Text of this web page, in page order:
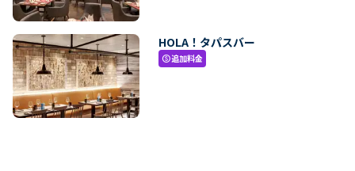
HOLA！タパスバー
paid追加料金